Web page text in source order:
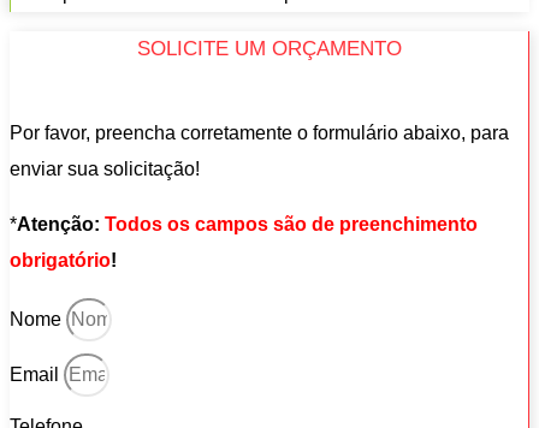
SOLICITE UM ORÇAMENTO
Por favor, preencha corretamente o formulário abaixo, para
enviar sua solicitação!
*Atenção: Todos os campos são de preenchimento
obrigatório!
Nome
Email